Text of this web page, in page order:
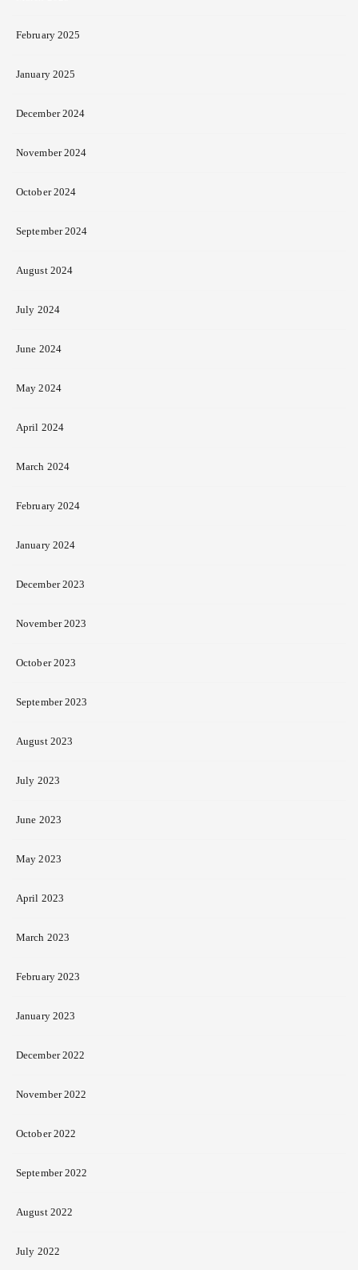
February 2025
January 2025
December 2024
November 2024
October 2024
September 2024
August 2024
July 2024
June 2024
May 2024
April 2024
March 2024
February 2024
January 2024
December 2023
November 2023
October 2023
September 2023
August 2023
July 2023
June 2023
May 2023
April 2023
March 2023
February 2023
January 2023
December 2022
November 2022
October 2022
September 2022
August 2022
July 2022